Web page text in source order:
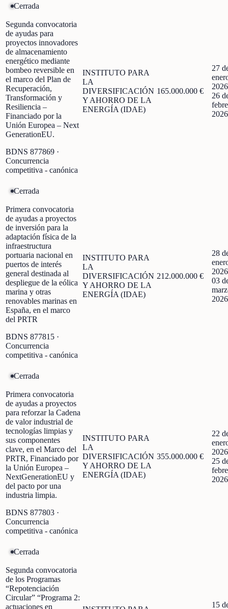
Cerrada
Segunda convocatoria
de ayudas para
proyectos innovadores
de almacenamiento
energético mediante
bombeo reversible en
el marco del Plan de
Recuperación,
Transformación y
Resiliencia –
Financiado por la
Unión Europea – Next
GenerationEU.
BDNS 877869 ·
Concurrencia
competitiva - canónica
INSTITUTO PARA
LA
DIVERSIFICACIÓN
Y AHORRO DE LA
ENERGÍA (IDAE)
165.000.000 €
27
2026
26
2026
Cerrada
Primera convocatoria
de ayudas a proyectos
de inversión para la
adaptación física de la
infraestructura
portuaria nacional en
puertos de interés
general destinada al
despliegue de la eólica
marina y otras
renovables marinas en
España, en el marco
del PRTR
BDNS 877815 ·
Concurrencia
competitiva - canónica
INSTITUTO PARA
LA
DIVERSIFICACIÓN
Y AHORRO DE LA
ENERGÍA (IDAE)
212.000.000 €
28
2026
03
2026
Cerrada
Primera convocatoria
de ayudas a proyectos
para reforzar la Cadena
de valor industrial de
tecnologías limpias y
sus componentes
clave, en el Marco del
PRTR, Financiado por
la Unión Europea –
NextGenerationEU y
del pacto por una
industria limpia.
BDNS 877803 ·
Concurrencia
competitiva - canónica
INSTITUTO PARA
LA
DIVERSIFICACIÓN
Y AHORRO DE LA
ENERGÍA (IDAE)
355.000.000 €
22
2026
25
2026
Cerrada
Segunda convocatoria
de los Programas
“Repotenciación
Circular” “Programa 2:
actuaciones en
15